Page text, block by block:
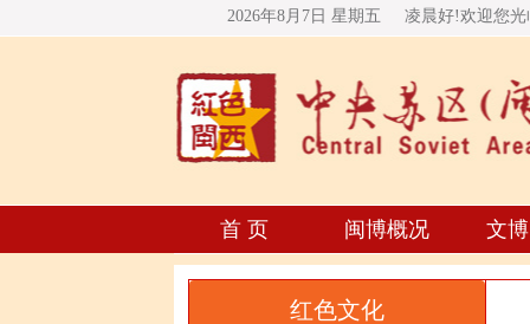
2026年8月7日 星期 五 凌晨好!欢迎您
首 页 闽博概况 文
红色文化